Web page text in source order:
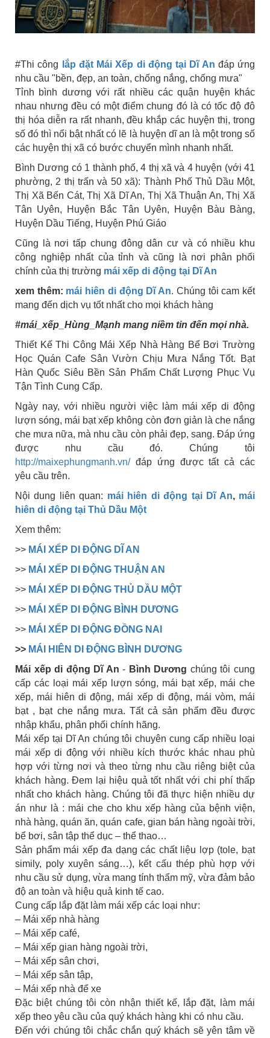
#Thi công lắp đặt Mái Xếp di động tại Dĩ An đáp ứng
nhu cầu "bền, đẹp, an toàn, chống nắng, chống mưa"
Tỉnh bình dương với rất nhiều các quận huyện khác
nhau nhưng đều có một điểm chung đó là có tốc độ đô
thị hóa diễn ra rất nhanh, đều khắp các huyện thị, trong
số đó thì nổi bật nhất có lẽ là huyện dĩ an là một trong số
các huyện thị xã có bước chuyển mình nhanh nhất.
Bình Dương có 1 thành phố, 4 thị xã và 4 huyện (với 41
phường, 2 thị trấn và 50 xã): Thành Phố Thủ Dầu Một,
Thị Xã Bến Cát, Thị Xã Dĩ An, Thị Xã Thuận An, Thị Xã
Tân Uyên, Huyện Bắc Tân Uyên, Huyện Bàu Bàng,
Huyện Dầu Tiếng, Huyện Phú Giáo
Cũng là nơi tấp chung đông dân cư và có nhiều khu
công nghiệp nhất của tỉnh và cũng là nơi phân phối
chính của thị trường mái xếp di động tại Dĩ An
xem thêm: mái hiên di động Dĩ An. Chúng tôi cam kết
mang đến dịch vụ tốt nhất cho mọi khách hàng
#mái_xếp_Hùng_Mạnh mang niềm tin đến mọi nhà.
Thiết Kế Thi Công Mái Xếp Nhà Hàng Bể Bơi Trường
Học Quán Cafe Sân Vườn Chịu Mưa Nắng Tốt. Bạt
Hàn Quốc Siêu Bền Sản Phẩm Chất Lượng Phục Vụ
Tận Tình Cung Cấp.
Ngày nay, với nhiều người việc làm mái xếp di động
lượn sóng, mái bạt xếp không còn đơn giản là che nắng
che mưa nữa, mà nhu cầu còn phải đẹp, sang. Đáp ứng
được nhu cầu đó. Chúng tôi
http://maixephungmanh.vn/đáp ứng được tất cả các
yêu cầu trên.
Nội dung liên quan: mái hiên di động tại Dĩ An, mái
hiên di động tại Thủ Dầu Một
Xem thêm:
>> MÁI XẾP DI ĐỘNG DĨ AN
>> MÁI XẾP DI ĐỘNG THUẬN AN
>> MÁI XẾP DI ĐỘNG THỦ DẦU MỘT
>> MÁI XẾP DI ĐỘNG BÌNH DƯƠNG
>> MÁI XẾP DI ĐỘNG ĐỒNG NAI
>> MÁI HIÊN DI ĐỘNG BÌNH DƯƠNG
Mái xếp di động Dĩ An - Bình Dương chúng tôi cung
cấp các loại mái xếp lượn sóng, mái bạt xếp, mái che
xếp, mái hiên di động, mái xếp di động, mái vòm, mái
bạt , bạt che nắng mưa. Tất cả sản phẩm đều được
nhập khẩu, phân phối chính hãng.
Mái xếp tại Dĩ An chúng tôi chuyên cung cấp nhiều loại
mái xếp di động với nhiều kích thước khác nhau phù
hợp với từng nơi và theo từng nhu cầu riêng biệt của
khách hàng. Đem lại hiệu quả tốt nhất với chi phí thấp
nhất cho khách hàng. Chúng tôi đã thực hiện nhiều dự
án như là : mái che cho khu xếp hàng của bệnh viện,
nhà hàng, quán ăn, quán cafe, gian bán hàng ngoài trời,
bể bơi, sân tập thể dục – thể thao…
Sản phẩm mái xếp đa dạng các chất liệu lợp (tole, bạt
simily, poly xuyên sáng…), kết cấu thép phù hợp với
nhu cầu sử dụng, vừa mang tính thẩm mỹ, vừa đảm bảo
độ an toàn và hiệu quả kinh tế cao.
Cung cấp lắp đặt làm mái xếp các loại như:
– Mái xếp nhà hàng
– Mái xếp café,
– Mái xếp gian hàng ngoài trời,
– Mái xếp sân chơi,
– Mái xếp sân tập,
– Mái xếp nhà để xe
Đặc biệt chúng tôi còn nhận thiết kế, lắp đặt, làm mái
xếp theo yêu cầu của quý khách hàng khi có nhu cầu.
Đến với chúng tôi chắc chắn quý khách sẽ yên tâm về